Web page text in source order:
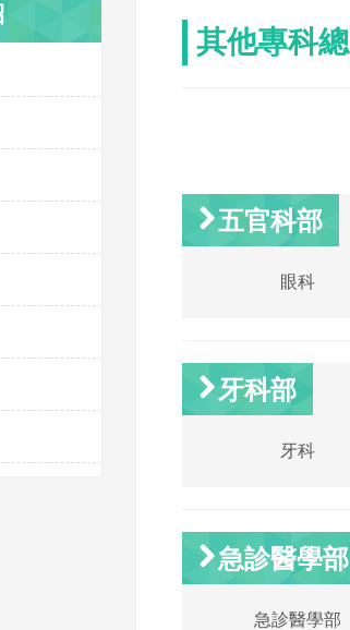
其他專科
五官科部
眼科
牙科部
牙科
急診醫學部
急診醫學部